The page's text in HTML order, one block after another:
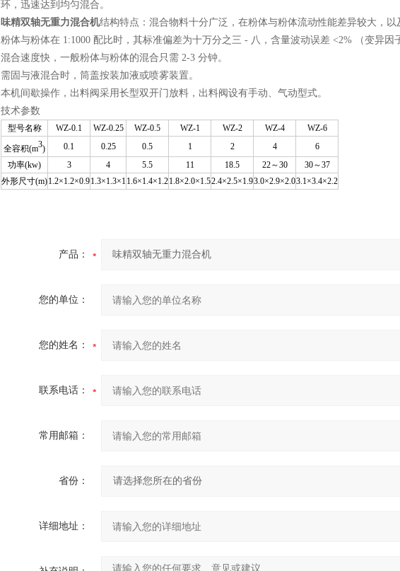
环，迅速达到均匀混合。
味精双轴无重力混合机结构特点：混合物料十分广泛，在粉体与粉体流动性能差异较大，
粉体与粉体在 1:1000 配比时，其标准偏差为十万分之三 - 八，含量波动误差 <2% （变异因
混合速度快，一般粉体与粉体的混合只需 2-3 分钟。
需固与液混合时，筒盖按装加液或喷雾装置。
本机间歇操作，出料阀采用长型双开门放料，出料阀设有手动、气动型式。
技术参数
型号名称 WZ-0.1 WZ-0.25 WZ-0.5 WZ-1 WZ-2 WZ-4 WZ-6
全容积(m3) 0.1 0.25 0.5 1 2 4
6
功率(kw)
3 4 5.5 11 18.5 22～30
30～37
外形尺寸(m)1.2×1.2×0.91.3×1.3×11.6×1.4×1.21.8×2.0×1.52.4×2.5×1.93.0×2.9×2.03.1×3.4×2.2
产品：
您的单位：
您的姓名：
联系电话：
常用邮箱：
省份：
详细地址：